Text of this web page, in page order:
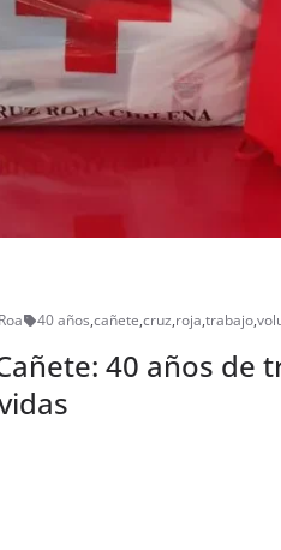
40 años,cañete,cruz,roja,trabajo,
40 años